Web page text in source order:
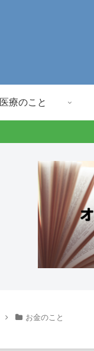
医療のこと
お金のこと